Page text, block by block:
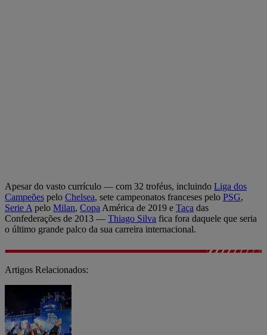
Apesar do vasto currículo — com 32 troféus, incluindo Liga dos
Campeões pelo Chelsea, sete campeonatos franceses pelo PSG,
Serie A pelo Milan, Copa América de 2019 e Taça das
Confederações de 2013 — Thiago Silva fica fora daquele que seria
o último grande palco da sua carreira internacional.
Artigos Relacionados: